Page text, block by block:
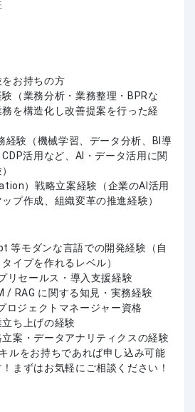
お持ちの方
験（業務分析・業務整理・BPRな
を構造化し改善提案を行った経
経験（機械学習、データ分析、BI導
活用など、AI・データ活用に関
）戦略立案経験（企業のAI活用
プ作成、組織変革の推進経験）
等モダンな言語での開発経験（自
イプを作れるレベル）
リセールス・導入支援経験
/ RAG に関する知見・実務経験
ロジェクトマネージャー資格
立ち上げの経験
立案・データアナリティクスの経験
ルをお持ちであれば申し込み可能
まずはお気軽にご相談ください！